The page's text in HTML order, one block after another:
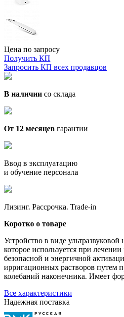
Цена по запросу
Получить КП
Запросить КП всех продавцов
В наличии со склада
От 12 месяцев гарантии
Ввод в эксплуатацию
и обучение персонала
Лизинг. Рассрочка. Trade-in
Коротко о товаре
Устройство в виде ультразвуковой
которое используется при
безопасной и энергичной
ирригационных растворов путем
колебаний наконечника. Имеет
Все характеристики
Надежная поставка